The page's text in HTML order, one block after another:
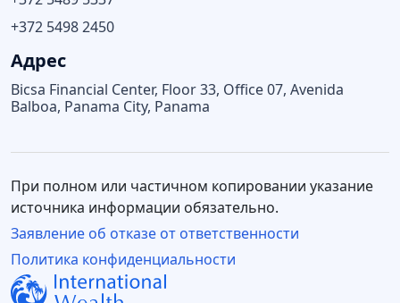
+372 5498 2450
Адрес
Bicsa Financial Center, Floor 33, Office 07, Avenida
Balboa, Panama City, Panama
Политика конфиденциальности
При полном или частичном копировании указание
источника информации обязательно.
Заявление об отказе от ответственности